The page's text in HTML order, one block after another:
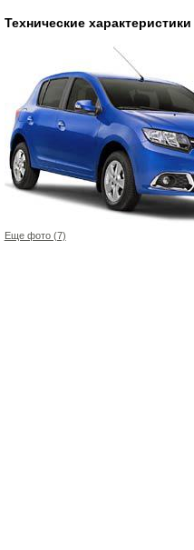
Технические
Еще фото (7)